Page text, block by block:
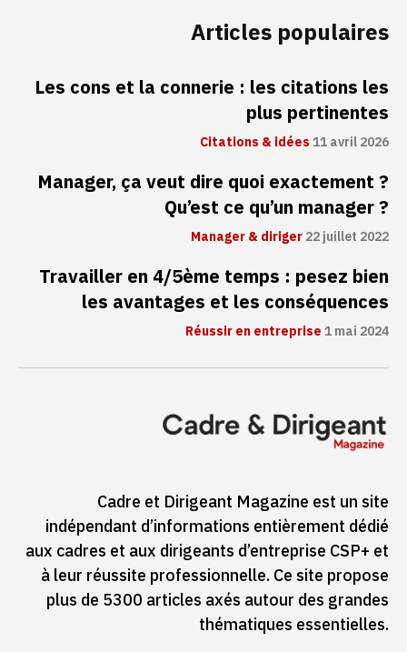
Articles populaires
Les cons et la connerie : les citations les
plus pertinentes
Citations & idées11 avril 2026
Manager, ça veut dire quoi exactement ?
Qu’est ce qu’un manager ?
Manager & diriger22 juillet 2022
Travailler en 4/5ème temps : pesez bien
les avantages et les conséquences
Réussir en entreprise1 mai 2024
Cadre et Dirigeant Magazine est un site
indépendant d’informations entièrement dédié
aux cadres et aux dirigeants d’entreprise CSP+ et
à leur réussite professionnelle. Ce site propose
plus de 5300 articles axés autour des grandes
thématiques essentielles.